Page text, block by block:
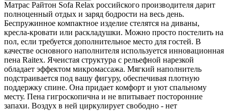
Матрас Райтон Sofa Relax российского производителя дарит
полноценный отдых и заряд бодрости на весь день.
Беспружинное компактное изделие стелятся на диваны,
кресла-кровати или раскладушки. Можно просто постелить на
пол, если требуется дополнительное место для гостей. В
качестве основного наполнителя используется инновационная
пена Raitex. Ячеистая структура с рельефной нарезкой
обладает эффектом микромассажа. Мягкий наполнитель
подстраивается под вашу фигуру, обеспечивая плотную
поддержку спине. Она придает комфорт и уют спальному
месту. Пена гигроскопична и не впитывает посторонние
запахи. Воздух в ней циркулирует свободно - нет